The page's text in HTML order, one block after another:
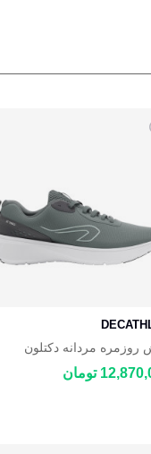
مردانه دکتلون
DECATHLON JOGFLOW
تومان